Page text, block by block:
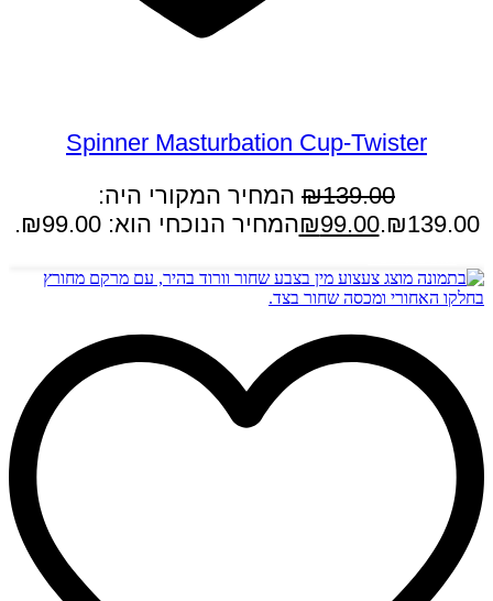
Spinner Masturbation Cup-Twister
₪139.00
המחיר המקורי היה:
₪139.00.
₪99.00 המחיר הנוכחי הוא: ₪99.00.